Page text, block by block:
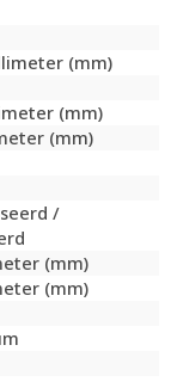
(mm)
(mm)
(mm)
/
(mm)
(mm)